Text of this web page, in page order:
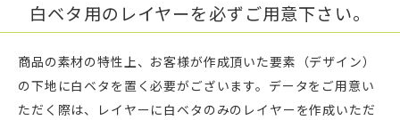
白ベタ用のレイヤーを必ずご用意下さい。
商品の素材の特性上、お客様が作成頂いた要素（デザイン）
の下地に白ベタを置く必要がございます。データをご用意い
ただく際は、レイヤーに白ベタのみのレイヤーを作成いただ